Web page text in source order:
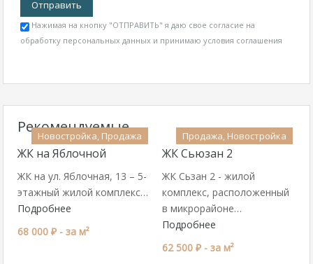
Нажимая на кнопку "ОТПРАВИТЬ" я даю свое согласие на
обработку персональных данных и принимаю условия соглашения
Рекомендуемые
Новостройка, Продажа
ЖК на Яблочной
ЖК на ул. Яблочная, 13 – 5-
этажный жилой комплекс…
Подробнее
68 000 ₽ - за м²
Продажа, Новостройка
ЖК Сьюзан 2
ЖК Сьзан 2 - жилой
комплекс, расположенный
в микрорайоне…
Подробнее
62 500 ₽ - за м²